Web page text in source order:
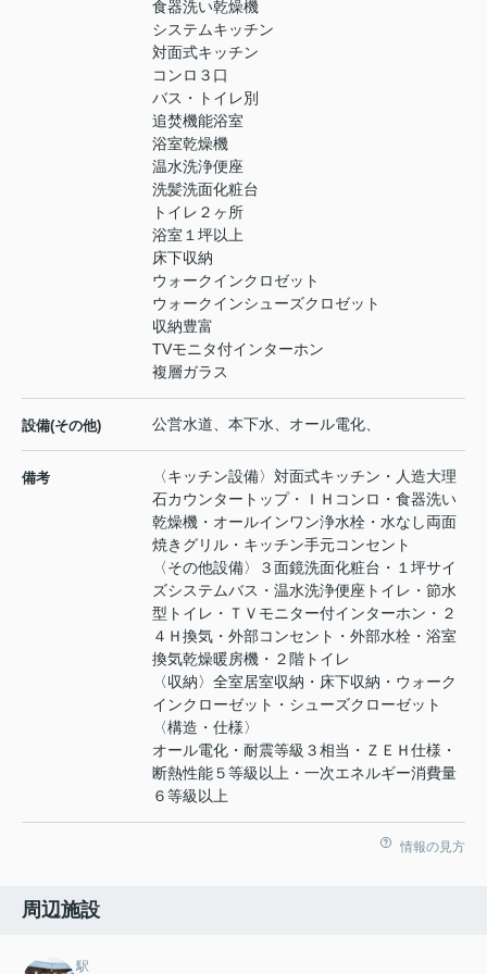
食器洗い乾燥機
システムキッチン
対面式キッチン
コンロ３口
バス・トイレ別
追焚機能浴室
浴室乾燥機
温水洗浄便座
洗髪洗面化粧台
トイレ２ヶ所
浴室１坪以上
床下収納
ウォークインクロゼット
ウォークインシューズクロゼット
収納豊富
TVモニタ付インターホン
複層ガラス
設備(その他) 公営水道、本下水、オール電化、
備考
〈キッチン設備〉対面式キッチン・人造大理
石カウンタートップ・ＩＨコンロ・食器洗い
乾燥機・オールインワン浄水栓・水なし両面
焼きグリル・キッチン手元コンセント
〈その他設備〉３面鏡洗面化粧台・１坪サイ
ズシステムバス・温水洗浄便座トイレ・節水
型トイレ・ＴＶモニター付インターホン・２
４Ｈ換気・外部コンセント・外部水栓・浴室
換気乾燥暖房機・２階トイレ
〈収納〉全室居室収納・床下収納・ウォーク
インクローゼット・シューズクローゼット
〈構造・仕様〉
オール電化・耐震等級３相当・ＺＥＨ仕様・
断熱性能５等級以上・一次エネルギー消費量
６等級以上
情報の見方
周辺施設
駅